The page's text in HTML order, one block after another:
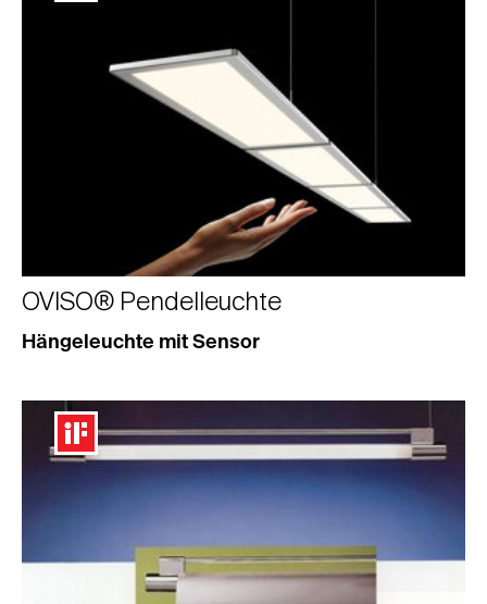
OVISO® Pendelleuchte
Hängeleuchte mit Sensor